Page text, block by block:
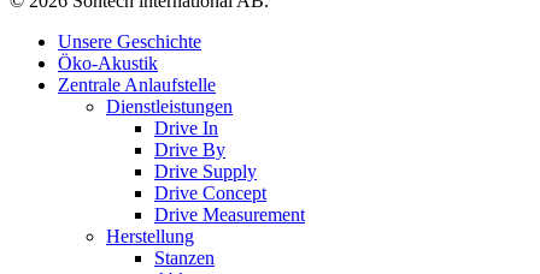
Menü
schließen
Unsere Geschichte
Öko-Akustik
Zentrale Anlaufstelle
Dienstleistungen
Drive In
Drive By
Drive Supply
Drive Concept
Drive Measurement
Herstellung
Stanzen